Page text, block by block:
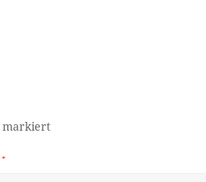
markiert
*